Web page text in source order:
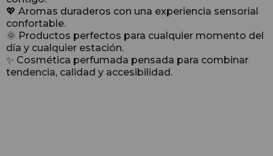
💖 Aromas duraderos con una experiencia sensorial
confortable.
🌞 Productos perfectos para cualquier momento del
día y cualquier estación.
✨ Cosmética perfumada pensada para combinar
tendencia, calidad y accesibilidad.